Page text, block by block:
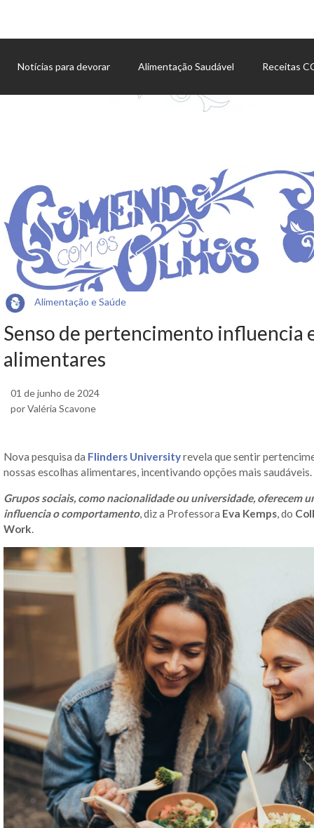
Notícias para devorar Alimentação Saudável Receitas
Alimentação e Saúde
Senso de pertencimento influencia
alimentares
01 de junho de 2024
por Valéria Scavone
Nova pesquisa da Flinders Universityrevela que sentir
nossas escolhas alimentares, incentivando opções mais saudáveis.
Grupos sociais, como nacionalidade ou universidade, oferecem
influencia o comportamento, diz a Professora Eva Kemps, do
Work.